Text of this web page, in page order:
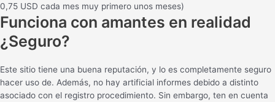
0,75 USD cada mes muy primero unos meses)
Funciona con amantes en realidad
¿Seguro?
Este sitio tiene una buena reputación, y lo es completamente seguro
hacer uso de. Además, no hay artificial informes debido a distinto
asociado con el registro procedimiento. Sin embargo, ten en cuenta